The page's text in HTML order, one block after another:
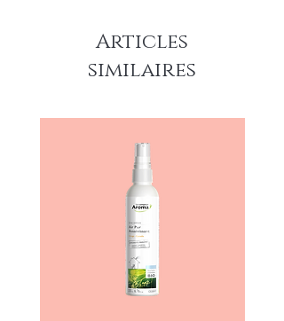
Articles
similaires